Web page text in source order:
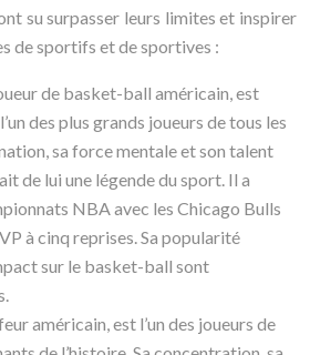
su surpasser leurs limites et inspirer
de sportifs et de sportives :
de basket-ball américain, est
des plus grands joueurs de tous les
sa force mentale et son talent
de lui une légende du sport. Il a
NBA avec les Chicago Bulls
à cinq reprises. Sa popularité
sur le basket-ball sont
américain, est l’un des joueurs de